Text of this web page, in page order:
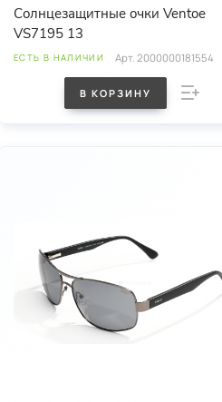
Солнцезащитные очки Ventoe
VS7195 13
ЕСТЬ В НАЛИЧИИ Арт.2000000181554
В КОРЗИНУ